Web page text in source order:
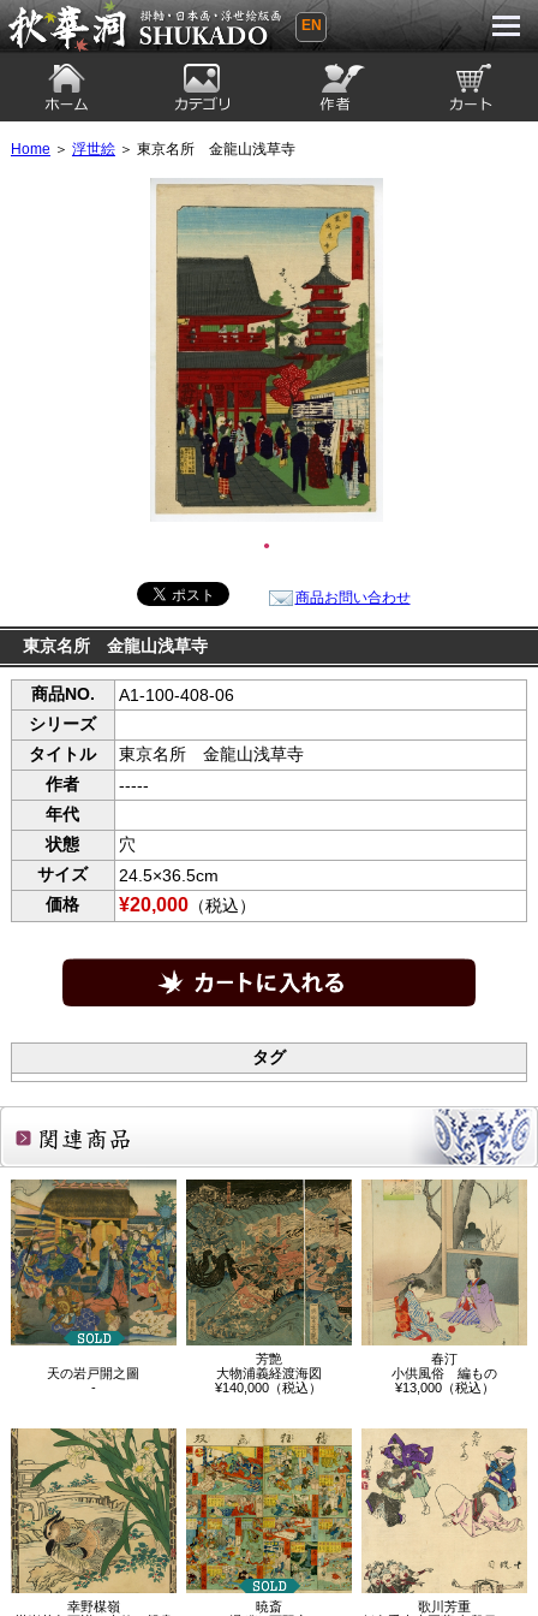
秋華洞 SHUKADO 掛軸・日本画・浮世
EN
Home ＞ 浮世絵＞ 東京名所 金龍山浅草寺
●
商品お問い合わせ
東京名所 金龍山浅草寺
商品NO.
A1-100-408-06
シリーズ
タイトル
東京名所 金龍山浅草寺
作者
-----
年代
状態
穴
サイズ
24.5×36.5cm
価格
¥20,000（税込）
タグ
関連商品
天の岩戸開之圖
-
芳艶
大物浦義経渡海図
¥140,000（税込）
春汀
小供風俗 編もの
¥13,000（税込）
幸野楳嶺
暁斎
歌川芳重